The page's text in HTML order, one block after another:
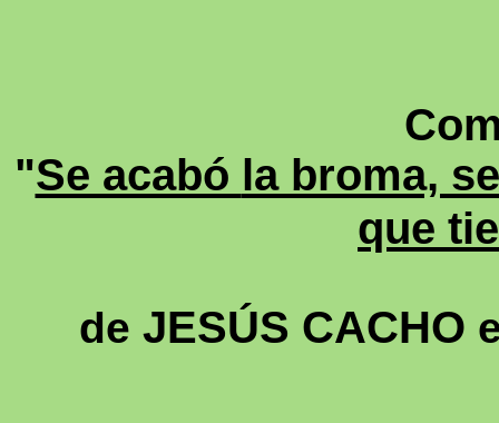
"Se acabó la broma, se
que
de JESÚS CACHO